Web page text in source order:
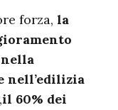
forza, la
nell’edilizia
il 60% dei